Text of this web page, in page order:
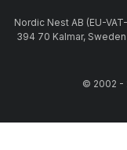
Nordic Nest AB (EU-
394 70 Kalmar, Sweden
© 2002 -